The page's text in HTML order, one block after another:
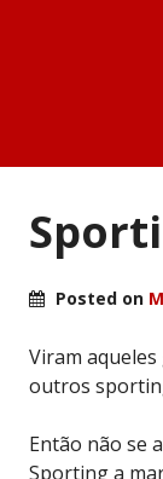
Posted on
Viram
outros
Então não se
Sporting a